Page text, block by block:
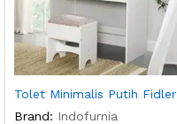
Tolet Minimalis Putih Fidler
Brand: Indofurnia